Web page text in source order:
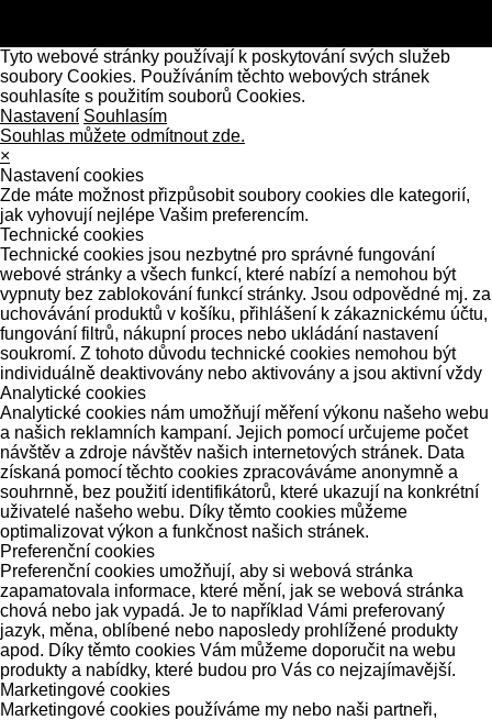
Tyto webové stránky používají k poskytování svých služeb
soubory Cookies. Používáním těchto webových stránek
souhlasíte s použitím souborů Cookies.
Nastavení Souhlasím
Souhlas můžete odmítnout zde.
×
Nastavení cookies
Zde máte možnost přizpůsobit soubory cookies dle kategorií,
jak vyhovují nejlépe Vašim preferencím.
Technické cookies
Technické cookies jsou nezbytné pro správné fungování
webové stránky a všech funkcí, které nabízí a nemohou být
vypnuty bez zablokování funkcí stránky. Jsou odpovědné mj. za
uchovávání produktů v košíku, přihlášení k zákaznickému účtu,
fungování filtrů, nákupní proces nebo ukládání nastavení
soukromí. Z tohoto důvodu technické cookies nemohou být
individuálně deaktivovány nebo aktivovány a jsou aktivní vždy
Analytické cookies
Analytické cookies nám umožňují měření výkonu našeho webu
a našich reklamních kampaní. Jejich pomocí určujeme počet
návštěv a zdroje návštěv našich internetových stránek. Data
získaná pomocí těchto cookies zpracováváme anonymně a
souhrnně, bez použití identifikátorů, které ukazují na konkrétní
uživatelé našeho webu. Díky těmto cookies můžeme
optimalizovat výkon a funkčnost našich stránek.
Preferenční cookies
Preferenční cookies umožňují, aby si webová stránka
zapamatovala informace, které mění, jak se webová stránka
chová nebo jak vypadá. Je to například Vámi preferovaný
jazyk, měna, oblíbené nebo naposledy prohlížené produkty
apod. Díky těmto cookies Vám můžeme doporučit na webu
produkty a nabídky, které budou pro Vás co nejzajímavější.
Marketingové cookies
Marketingové cookies používáme my nebo naši partneři,